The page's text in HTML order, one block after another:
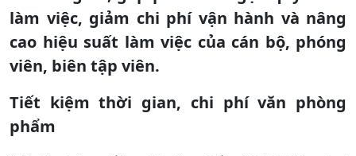
làm việc, giảm chi phí vận hành và nâng
cao hiệu suất làm việc của cán bộ, phóng
viên, biên tập viên.
Tiết kiệm thời gian, chi phí văn phòng
phẩm